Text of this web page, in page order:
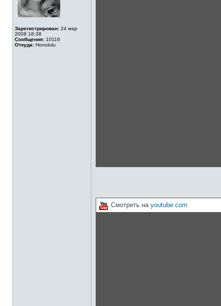
Зарегистрирован: 24 мар
2008 18:38
Сообщения: 10116
Откуда: Honolulu
Смотреть на youtube.com